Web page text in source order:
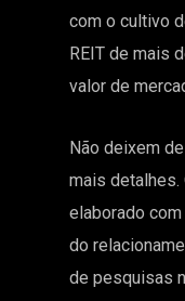
com o cultivo
REIT de mais
valor de
Não deixem
mais
elaborado
do
de pesquisas